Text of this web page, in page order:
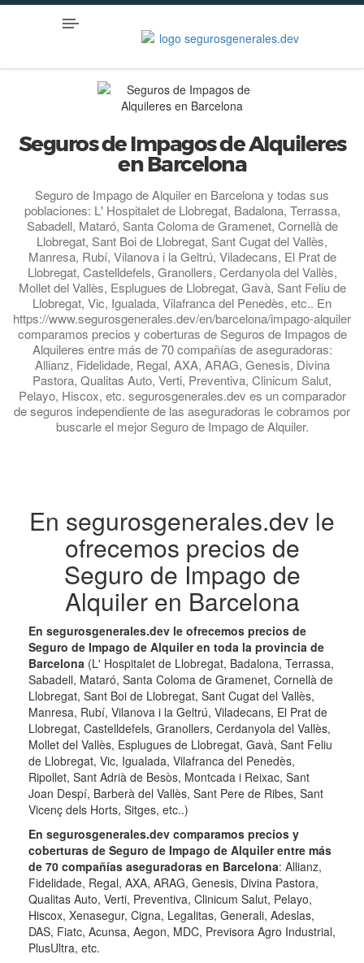
Seguros de Impagos de Alquileres
en Barcelona
Seguro de Impago de Alquiler en Barcelona y todas sus
poblaciones: L' Hospitalet de Llobregat, Badalona, Terrassa,
Sabadell, Mataró, Santa Coloma de Gramenet, Cornellà de
Llobregat, Sant Boi de Llobregat, Sant Cugat del Vallès,
Manresa, Rubí, Vilanova i la Geltrú, Viladecans, El Prat de
Llobregat, Castelldefels, Granollers, Cerdanyola del Vallès,
Mollet del Vallès, Esplugues de Llobregat, Gavà, Sant Feliu de
Llobregat, Vic, Igualada, Vilafranca del Penedès, etc.. En
https://www.segurosgenerales.dev/en/barcelona/impago-alquiler
comparamos precios y coberturas de Seguros de Impagos de
Alquileres entre más de 70 compañías de aseguradoras:
Allianz, Fidelidade, Regal, AXA, ARAG, Genesis, Divina
Pastora, Qualitas Auto, Verti, Preventiva, Clinicum Salut,
Pelayo, Hiscox, etc. segurosgenerales.dev es un comparador
de seguros independiente de las aseguradoras le cobramos por
buscarle el mejor Seguro de Impago de Alquiler.
En segurosgenerales.dev le
ofrecemos precios de
Seguro de Impago de
Alquiler en Barcelona
En segurosgenerales.dev le ofrecemos precios de
Seguro de Impago de Alquiler en toda la provincia de
Barcelona (L' Hospitalet de Llobregat, Badalona, Terrassa,
Sabadell, Mataró, Santa Coloma de Gramenet, Cornellà de
Llobregat, Sant Boi de Llobregat, Sant Cugat del Vallès,
Manresa, Rubí, Vilanova i la Geltrú, Viladecans, El Prat de
Llobregat, Castelldefels, Granollers, Cerdanyola del Vallès,
Mollet del Vallès, Esplugues de Llobregat, Gavà, Sant Feliu
de Llobregat, Vic, Igualada, Vilafranca del Penedès,
Ripollet, Sant Adrià de Besòs, Montcada i Reixac, Sant
Joan Despí, Barberà del Vallès, Sant Pere de Ribes, Sant
Vicenç dels Horts, Sitges, etc..)
En segurosgenerales.dev comparamos precios y
coberturas de Seguro de Impago de Alquiler entre más
de 70 compañías aseguradoras en Barcelona: Allianz,
Fidelidade, Regal, AXA, ARAG, Genesis, Divina Pastora,
Qualitas Auto, Verti, Preventiva, Clinicum Salut, Pelayo,
Hiscox, Xenasegur, Cigna, Legalitas, Generali, Adeslas,
DAS, Fiatc, Acunsa, Aegon, MDC, Previsora Agro Industrial,
PlusUltra, etc.